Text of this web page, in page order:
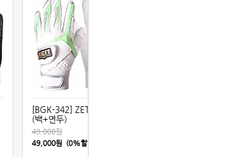
[BGK-342] ZETT 배팅장갑
(백+연두)
49,000원
49,000원 (0%할인)